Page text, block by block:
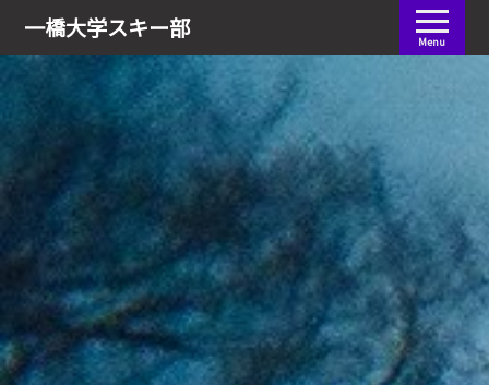
一橋大学スキー部 Menu
会員ログイン